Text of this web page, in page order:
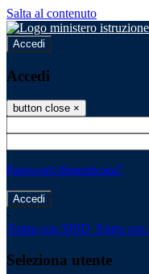
Salta al contenuto
Accedi
Accedi
button close ×
Password dimenticata?
-
Entra con SPID Entra con
Seleziona utente